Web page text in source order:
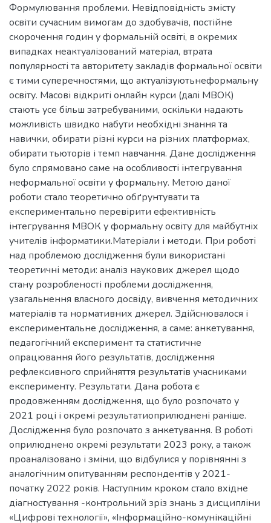
Формулювання проблеми. Невідповідність змісту
освіти сучасним вимогам до здобувачів, постійне
скорочення годин у формальній освіті, в окремих
випадках неактуалізований матеріал, втрата
популярності та авторитету закладів формальної освіти
є тими суперечностями, що актуалізуютьнеформальну
освіту. Масові відкриті онлайн курси (далі МВОК)
стають усе більш затребуваними, оскільки надають
можливість швидко набути необхідні знання та
навички, обирати різні курси на різних платформах,
обирати тьюторів і темп навчання. Дане дослідження
було спрямовано саме на особливості інтегрування
неформальної освіти у формальну. Метою даної
роботи стало теоретично обґрунтувати та
експериментально перевірити ефективність
інтегрування МВОК у формальну освіту для майбутніх
учителів інформатики.Матеріали і методи. При роботі
над проблемою дослідження були використані
теоретичні методи: аналіз наукових джерел щодо
стану розробленості проблеми дослідження,
узагальнення власного досвіду, вивчення методичних
матеріалів та нормативних джерел. Здійснювалося і
експериментальне дослідження, а саме: анкетування,
педагогічний експеримент та статистичне
опрацювання його результатів, дослідження
рефлексивного сприйняття результатів учасниками
експерименту. Результати. Дана робота є
продовженням дослідження, що було розпочато у
2021 році і окремі результатиоприлюднені раніше.
Дослідження було розпочато з анкетування. В роботі
оприлюднено окремі результати 2023 року, а також
проаналізовано і зміни, що відбулися у порівнянні з
аналогічним опитуванням респондентів у 2021-
початку 2022 років. Наступним кроком стало вхідне
діагностування -контрольний зріз знань з дисципліни
«Цифрові технології», «Інформаційно-комунікаційні